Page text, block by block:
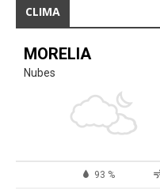
CLIMA
MORELIA
Nubes
93 %